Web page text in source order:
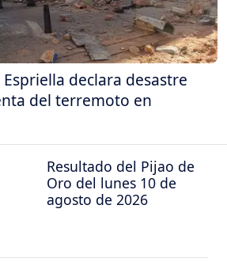
declara desastre
del terremoto en
Resultado del Pijao de
Oro del lunes 10 de
agosto de 2026